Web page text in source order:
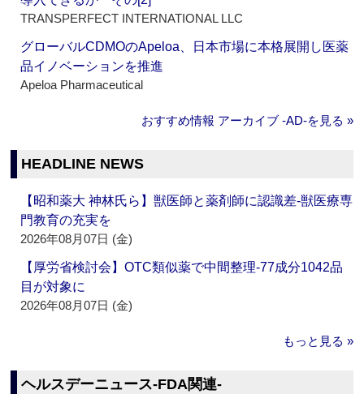
TRANSPERFECT INTERNATIONAL LLC
グローバルCDMOのApeloa、日本市場に本格展開し医薬
品イノベーションを推進
Apeloa Pharmaceutical
おすすめ情報 アーカイブ ‐AD‐を見る »
HEADLINE NEWS
【昭和薬大 神林氏ら】獣医師と薬剤師に認識差‐獣医療専
門教育の充実を
2026年08月07日 (金)
【厚労省検討会】OTC類似薬で中間整理‐77成分1042品
目が対象に
2026年08月07日 (金)
もっと見る »
ヘルスデーニュース‐FDA関連‐